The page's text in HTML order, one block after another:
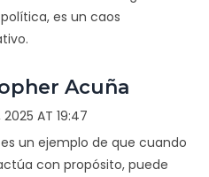
es un caos
Acuña
AT 19:47
un ejemplo de que cuando
con propósito, puede